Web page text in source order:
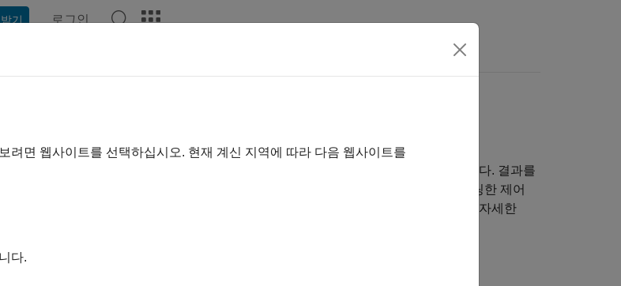
기 로그인
증
파라미터 조정 및 결과 분석
명령이 설계 요구 사항을 충족하도록 조정 가능한 계수를 조정합니다. 결과를
에서 모델링한 제어
형 시스템에 대한 검증을 수행하려면 조정된 파라미터 값을 모델에 써주어야 합니다. 자세한
려면 웹사이트를 선택하십시오. 현재 계신 지역에 따라 다음 웹사이트를
다.